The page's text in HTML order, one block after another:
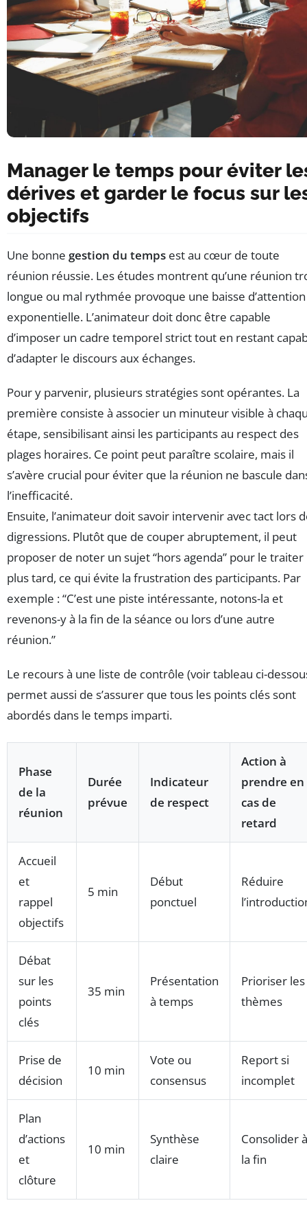
Manager le temps pour éviter
dérives et garder le focus sur
objectifs
Une bonne gestion du temps est au cœur de toute
réunion réussie. Les études montrent qu’une réunion
longue ou mal rythmée provoque une baisse d’attention
exponentielle. L’animateur doit donc être capable
d’imposer un cadre temporel strict tout en restant
d’adapter le discours aux échanges.
Pour y parvenir, plusieurs stratégies sont opérantes. La
première consiste à associer un minuteur visible à
étape, sensibilisant ainsi les participants au respect des
plages horaires. Ce point peut paraître scolaire, mais il
s’avère crucial pour éviter que la réunion ne bascule
l’inefficacité.
Ensuite, l’animateur doit savoir intervenir avec tact lors
digressions. Plutôt que de couper abruptement, il peut
proposer de noter un sujet “hors agenda” pour le traiter
plus tard, ce qui évite la frustration des participants. Par
exemple : “C’est une piste intéressante, notons-la et
revenons-y à la fin de la séance ou lors d’une autre
réunion.”
Le recours à une liste de contrôle (voir tableau ci-
permet aussi de s’assurer que tous les points clés sont
abordés dans le temps imparti.
Phase
de la
réunion
Durée
prévue
Indicateur
de respect
Action à
prendre en
cas de
retard
Accueil
et
rappel
objectifs
5 min
Début
ponctuel
Réduire
Débat
sur les
points
clés
35 min
Présentation
à temps
Prioriser les
thèmes
Prise de
décision
10 min
Vote ou
consensus
Report si
incomplet
Plan
d’actions
et
clôture
10 min
Synthèse
claire
Consolider à
la fin